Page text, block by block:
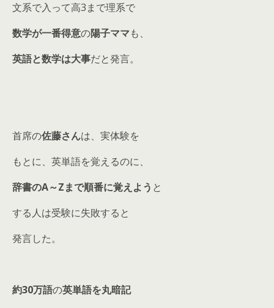
文系で入って高3まで理系で
数学が一番得意の陽子ママも、
英語と数学は大事だと発言。
首席の佐藤さんは、実体験を
もとに、英単語を覚えるのに、
辞書のA～Zまで順番に覚えよう と
する人は受験に失敗すると
発言した。
約30万語の英単語を丸暗記